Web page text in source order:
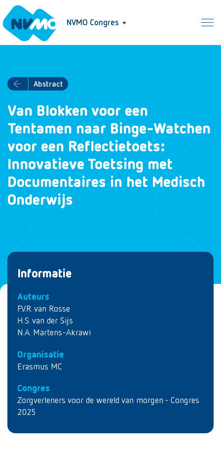
NVMO Congres
Abstract
Van Blokken voor een
Tentamen naar Binge-Watchen
voor een Reflectietoets:
Innovatieve Toetsing met
Documentaires in het Medisch
Onderwijs
Informatie
Auteurs
F.V.R. van Rosse
H.S. van der Sijs
N.A. Martens-Akrawi
Organisatie
Erasmus MC
Congres
Zorgverleners voor de wereld van morgen - Congres
2025